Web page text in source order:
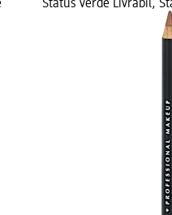
Status verde Livrabil,